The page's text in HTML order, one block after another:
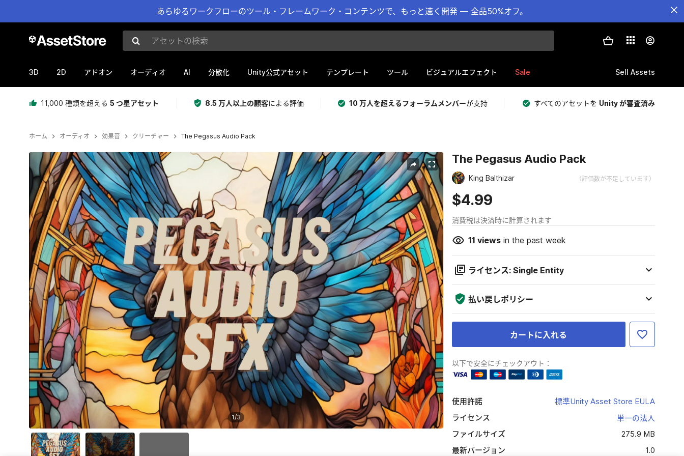
あらゆるワークフローのツール・フレームワーク・コンテンツで、もっと速く開発 — 全品50%オフ。
アセットの検索
3D 2D アドオン オーディオ AI 分散化 Unity公式アセット テンプレート ツール ビジュアルエフェクト Sale Sell Assets
11,000 種類を超える 5 つ星アセット 8.5 万人以上の顧客による評価 10 万人を超えるフォーラムメンバーが支持 すべてのアセットを Unity が審査済み
ホーム オーディオ 効果音 クリーチャー The Pegasus Audio Pack
現在のスライド：1 / 3
1/3
The Pegasus Audio Pack
King Balthizar （評価数が不足しています）
$4.99
消費税は決済時に計算されます
11 viewsin the past week
ライセンス: Single Entity
払い戻しポリシー
カートに入れる
以下で安全にチェックアウト：
使用許諾
標準Unity Asset Store EULA
ライセンス
単一の法人
ファイルサイズ
275.9 MB
最新バージョン
1.0